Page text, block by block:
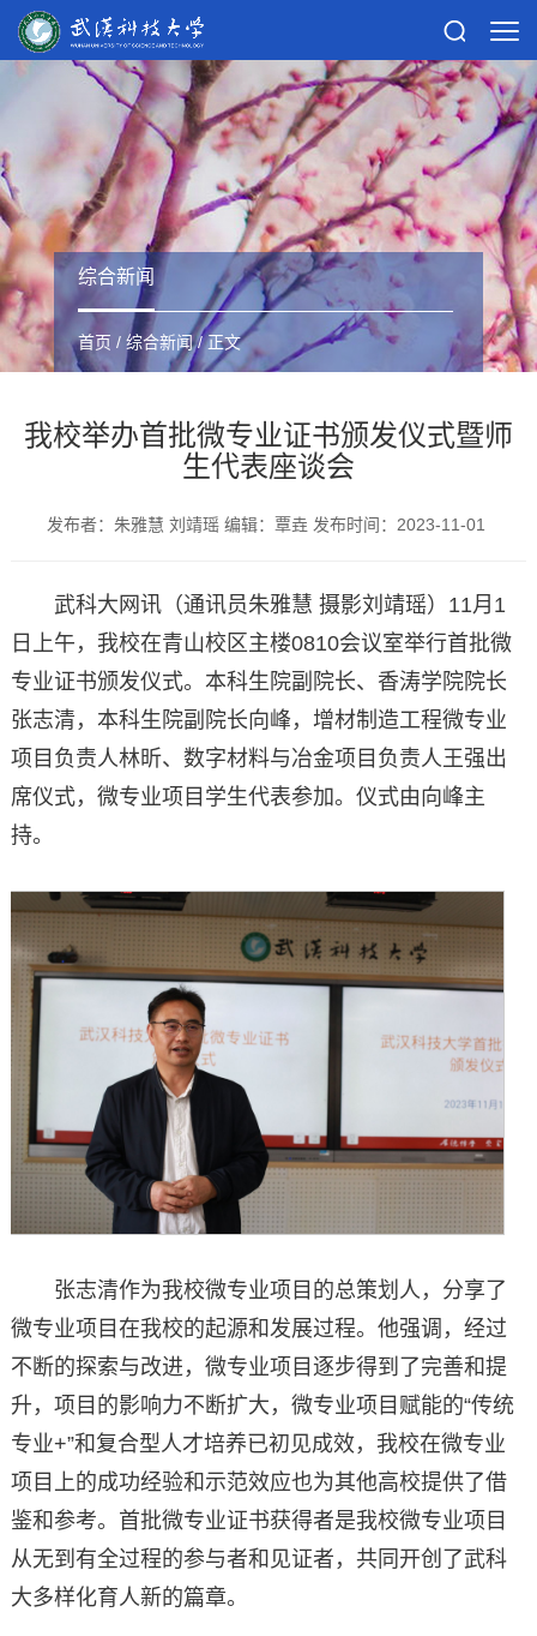
综合新闻
首页 / 综合新闻/ 正文
我校举办首批微专业证书颁发仪式暨师
生代表座谈会
发布者：朱雅慧 刘靖瑶 编辑：覃垚 发布时间：2023-11-01
武科大网讯（通讯员朱雅慧 摄影刘靖瑶）11月1
日上午，我校在青山校区主楼0810会议室举行首批微
专业证书颁发仪式。本科生院副院长、香涛学院院长
张志清，本科生院副院长向峰，增材制造工程微专业
项目负责人林昕、数字材料与冶金项目负责人王强出
席仪式，微专业项目学生代表参加。仪式由向峰主
持。
张志清作为我校微专业项目的总策划人，分享了
微专业项目在我校的起源和发展过程。他强调，经过
不断的探索与改进，微专业项目逐步得到了完善和提
升，项目的影响力不断扩大，微专业项目赋能的“传统
专业+”和复合型人才培养已初见成效，我校在微专业
项目上的成功经验和示范效应也为其他高校提供了借
鉴和参考。首批微专业证书获得者是我校微专业项目
从无到有全过程的参与者和见证者，共同开创了武科
大多样化育人新的篇章。